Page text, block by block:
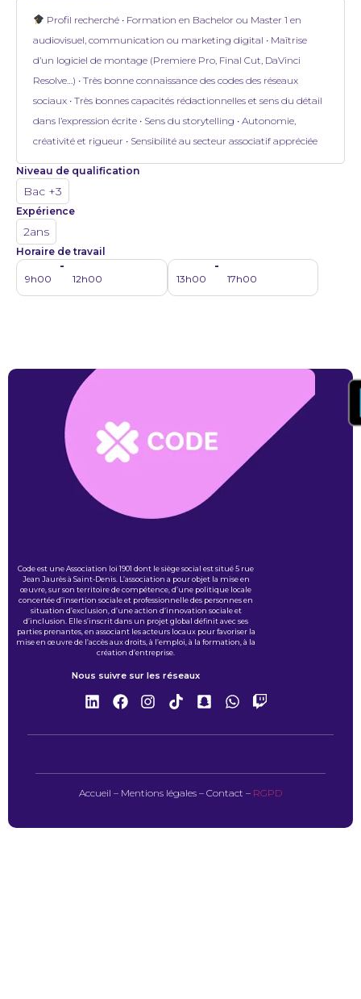
Profil recherché • Formation en Bachelor ou Master 1 en
audiovisuel, communication ou marketing digital • Maîtrise
d’un logiciel de montage (Premiere Pro, Final Cut, DaVinci
Resolve…) • Très bonne connaissance des codes des réseaux
sociaux • Très bonnes capacités rédactionnelles et sens du détail
dans l’expression écrite • Sens du storytelling • Autonomie,
créativité et rigueur • Sensibilité au secteur associatif appréciée
Niveau de qualification
Bac +3
Expérience
2ans
Horaire de travail
9h00
-
12h00 13h00
-
17h00
Code est une Association loi 1901 dont le siège social est situé 5 rue
Jean Jaurès à Saint-Denis. L’association a pour objet la mise en
œuvre, sur son territoire de compétence, d’une politique locale
concertée d’insertion sociale et professionnelle des personnes en
situation d’exclusion, d’une action d’innovation sociale et
d’inclusion. Elle s’inscrit dans un projet global définit avec ses
parties prenantes, en associant les acteurs locaux pour favoriser la
mise en œuvre de l’accès aux droits, à l’emploi, à la formation, à la
création d’entreprise.
Nous suivre sur les réseaux
Accueil – Mentions légales – Contact – RGPD